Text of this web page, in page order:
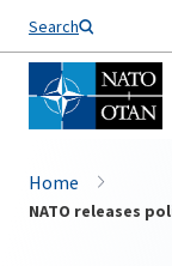
Search
Home
NATO releases